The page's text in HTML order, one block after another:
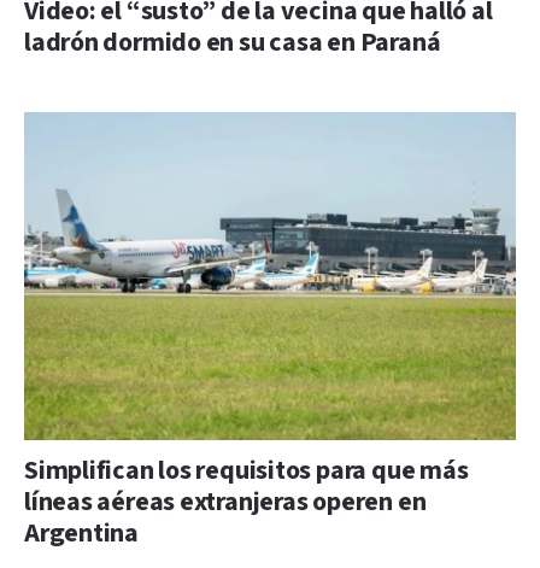
Video: el “susto” de la vecina que halló al
ladrón dormido en su casa en Paraná
Simplifican los requisitos para que más
líneas aéreas extranjeras operen en
Argentina